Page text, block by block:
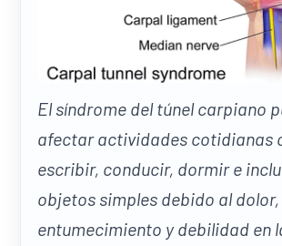
El síndrome del túnel carpiano
afectar actividades cotidianas
escribir, conducir, dormir e
objetos simples debido al dolor,
entumecimiento y debilidad en